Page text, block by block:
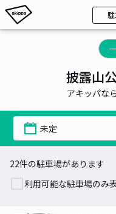
披露山
アキッパなら
未定
22件の駐車場があります
利用可能な駐車場のみ